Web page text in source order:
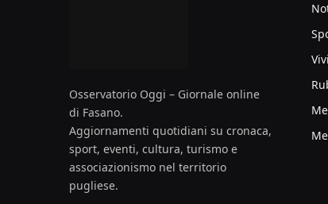
Osservatorio Oggi – Giornale online
di Fasano.
Aggiornamenti quotidiani su cronaca,
sport, eventi, cultura, turismo e
associazionismo nel territorio
pugliese.